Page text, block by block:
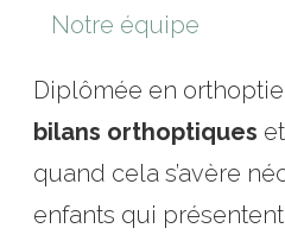
Notre équipe
Diplômée en
bilans orthoptiques
quand cela s’avère
enfants qui